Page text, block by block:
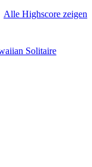
Alle Highscore zeigen